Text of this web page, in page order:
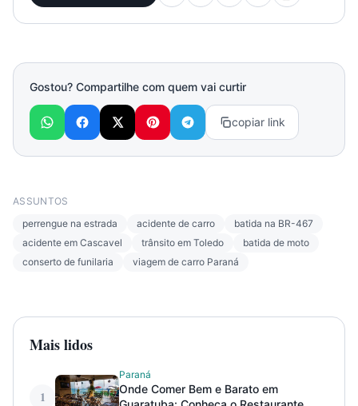
Gostou? Compartilhe com quem vai curtir
copiar link
ASSUNTOS
perrengue na estrada
acidente de carro
batida na BR-467
acidente em Cascavel
trânsito em Toledo
batida de moto
conserto de funilaria
viagem de carro Paraná
Mais lidos
1
Paraná
Onde Comer Bem e Barato em